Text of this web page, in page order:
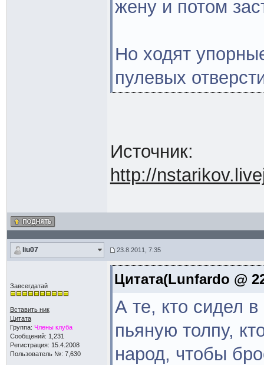
жену и потом
Но ходят
пулевых
Источник:
http://
liu07 23.8.2011, 7:35
Завсегдатай
Вставить ник
Цитата
Группа: Члены клуба
Сообщений: 1,231
Регистрация: 15.4.2008
Пользователь №: 7,630
Цитата(Lunfardo @
А те, кто сидел
пьяную толпу,
народ, чтобы